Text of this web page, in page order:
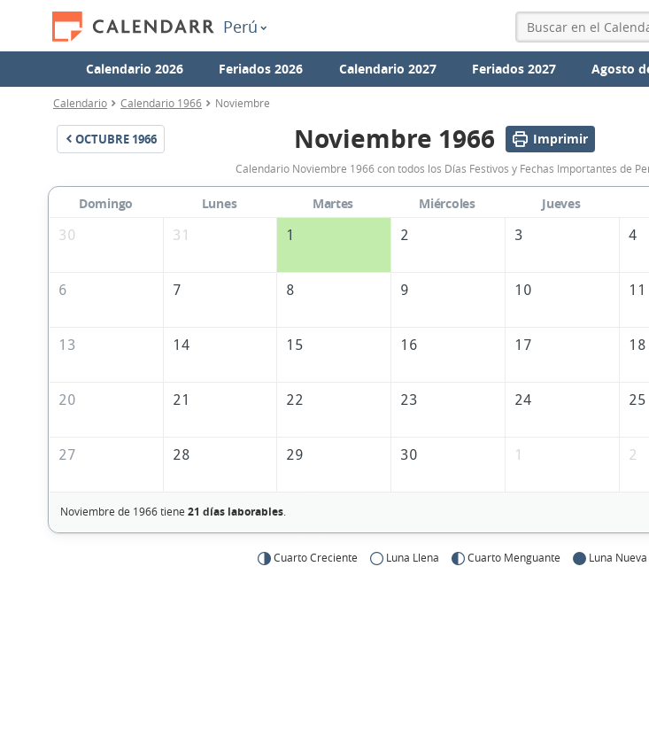
Perú
Calendario 2026 Feriados 2026 Calendario 2027 Feriados 2027 Agosto
Calendario Calendario 1966 Noviembre
OCTUBRE 1966
Calendario
Noviembre
1966
Noviembre 1966 Imprimir
Calendario Noviembre 1966 con todos los Días Festivos y Fechas Importantes de
Domingo Lunes Martes Miércoles Jueves
30
31 1 2 3 4
6 7 8 9 10 11
13 14 15 16 17 18
20 21 22 23 24 25
27 28 29 30 1 2
Noviembre de 1966 tiene 21 días laborables.
Cuarto Creciente Luna Llena Cuarto Menguante Luna Nueva